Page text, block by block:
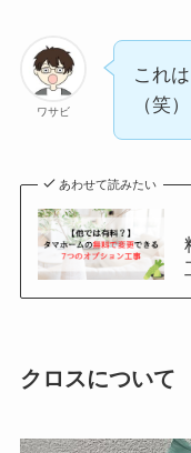
ワサビ
これ
（笑）
あわせて読みたい
クロスについて